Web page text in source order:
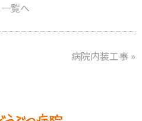
一覧へ
病院内装工事»